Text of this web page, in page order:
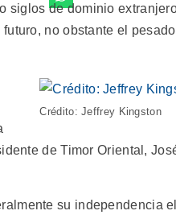
siglos de dominio
no obstante el pesado
Crédito: Jeffrey Kingston
de Timor Oriental,
su independencia